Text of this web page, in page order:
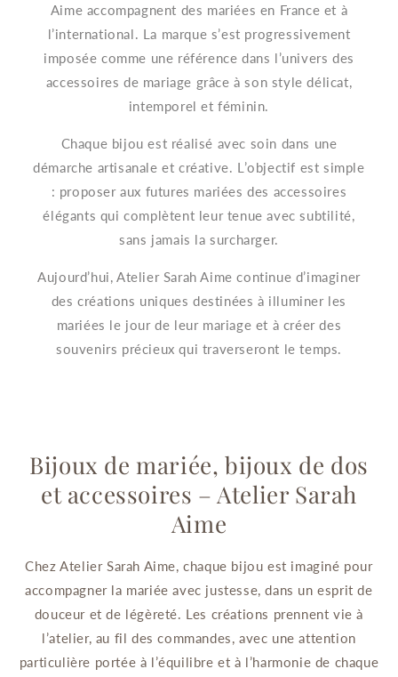
Aime accompagnent des mariées en France et à
l’international. La marque s’est progressivement
imposée comme une référence dans l’univers des
accessoires de mariage grâce à son style délicat,
intemporel et féminin.
Chaque bijou est réalisé avec soin dans une
démarche artisanale et créative. L’objectif est simple
: proposer aux futures mariées des accessoires
élégants qui complètent leur tenue avec subtilité,
sans jamais la surcharger.
Aujourd’hui, Atelier Sarah Aime continue d’imaginer
des créations uniques destinées à illuminer les
mariées le jour de leur mariage et à créer des
souvenirs précieux qui traverseront le temps.
Bijoux de mariée, bijoux de dos
et accessoires – Atelier Sarah
Aime
Chez Atelier Sarah Aime, chaque bijou est imaginé pour
accompagner la mariée avec justesse, dans un esprit de
douceur et de légèreté. Les créations prennent vie à
l’atelier, au fil des commandes, avec une attention
particulière portée à l’équilibre et à l’harmonie de chaque